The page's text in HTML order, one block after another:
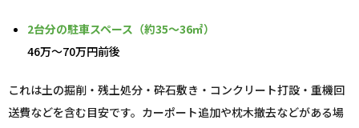
2台分の駐車スペース（約35～36㎡）
46万～70万円前後
これは土の掘削・残土処分・砕石敷き・コンクリート打設・重機回
送費などを含む目安です。カーポート追加や枕木撤去などがある場